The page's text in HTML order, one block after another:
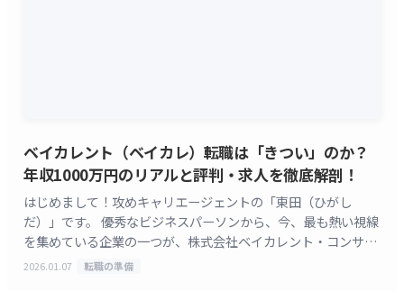
ベイカレント（ベイカレ）転職は「きつい」のか？
年収1000万円のリアルと評判・求人を徹底解剖！
はじめまして！攻めキャリエージェントの「東田（ひがし
だ）」です。 優秀なビジネスパーソンから、今、最も熱い視線
を集めている企業の一つが、株式会社ベイカレント・コンサル
ティング（ベイカレント）です。 ベイカレントへの転職や
2026.01.07 転職の準備